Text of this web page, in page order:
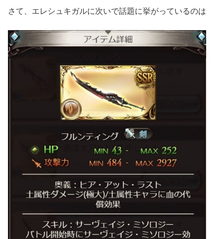
さて、エレシュキガルに次いで話題に挙がっているのは